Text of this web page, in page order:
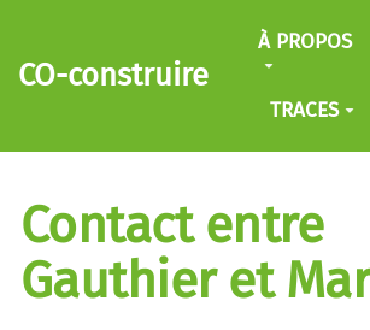
Aller au contenu principal
CO-construire
À PROPOS
TRACES
Contact entre
Gauthier et